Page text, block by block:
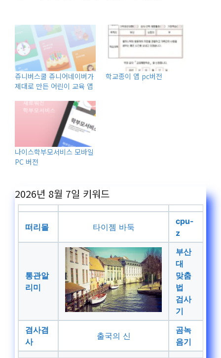
쥬니버스쿨 쥬니어네이버가
제대로 만든 어린이 교육 앱
학교종이 앱 pc버전
나이스학부모서비스 모바일
PC 버전
2026년 8월 7일 키워드
떠리몰 타이젬 바둑
cpu-
z
통관알
리미
부산
대
맞춤
법
검사
기
겸사겸
사
출국의 신
곰녹
음기